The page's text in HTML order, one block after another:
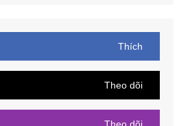
Thích
Theo dõi